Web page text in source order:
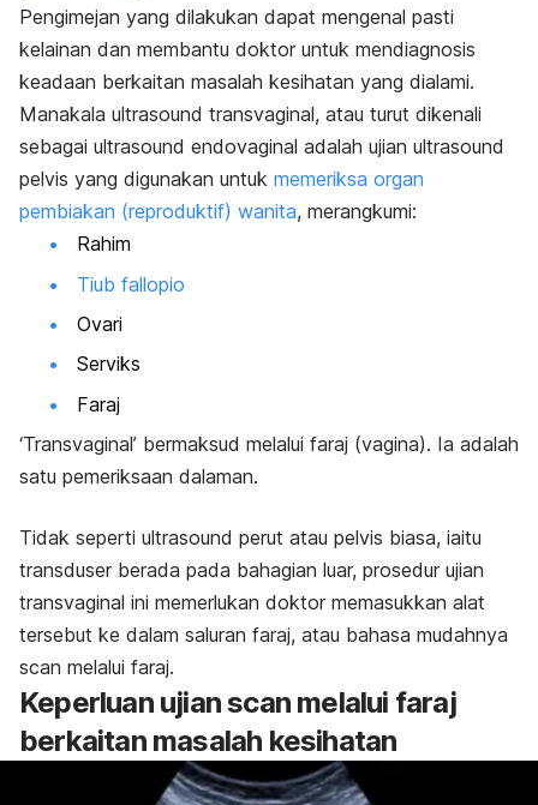
Pengimejan yang dilakukan dapat mengenal pasti
kelainan dan membantu doktor untuk mendiagnosis
keadaan berkaitan masalah kesihatan yang dialami.
Manakala ultrasound transvaginal, atau turut dikenali
sebagai ultrasound endovaginal adalah ujian ultrasound
pelvis yang digunakan untuk memeriksa organ
pembiakan (reproduktif) wanita, merangkumi:
Rahim
Tiub fallopio
Ovari
Serviks
Faraj
‘Transvaginal’ bermaksud melalui faraj (vagina). Ia adalah
satu pemeriksaan dalaman.
Tidak seperti ultrasound perut atau pelvis biasa, iaitu
transduser berada pada bahagian luar, prosedur ujian
transvaginal ini memerlukan doktor memasukkan alat
tersebut ke dalam saluran faraj, atau bahasa mudahnya
scan melalui faraj.
Keperluan ujian scan melalui faraj
berkaitan masalah kesihatan